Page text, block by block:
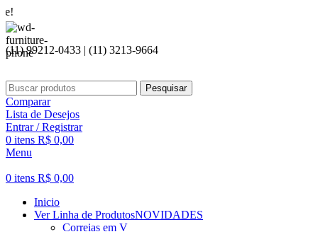
(11) 99212-0433 | (11) 3213-9664
Pesquisar
Comparar
Lista de Desejos
Entrar / Registrar
0 itens R$ 0,00
Menu
0 itens R$ 0,00
Inicio
Ver Linha de ProdutosNOVIDADES
Correias em V